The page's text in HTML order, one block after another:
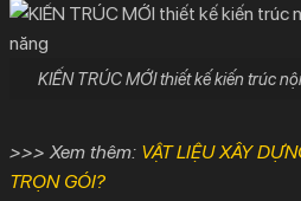
KIẾN TRÚC MỚI thiết kế kiến trúc
>>> Xem thêm: VẬT LIỆU XÂY
TRỌN GÓI?